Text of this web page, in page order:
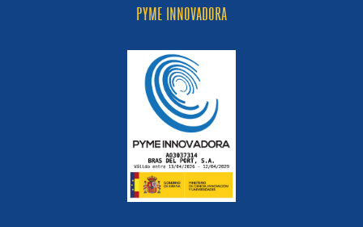
PYME INNOVADORA